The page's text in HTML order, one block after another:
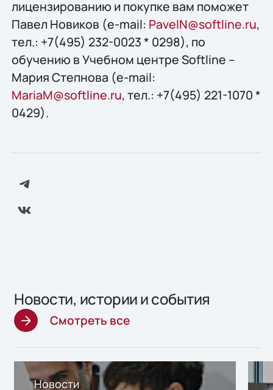
лицензированию и покупке вам поможет
Павел Новиков (e-mail: PavelN@softline.ru,
тел.: +7(495) 232-0023 * 0298), по
обучению в Учебном центре Softline –
Мария Степнова (e-mail:
MariaM@softline.ru, тел.: +7(495) 221-1070 *
0429).
Новости, истории и события
Смотреть все
Новости